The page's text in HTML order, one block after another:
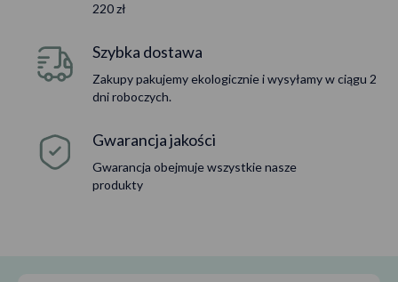
220 zł
Szybka dostawa
Zakupy pakujemy ekologicznie i wysyłamy w ciągu 2
dni roboczych.
Gwarancja jakości
Gwarancja obejmuje wszystkie nasze
produkty